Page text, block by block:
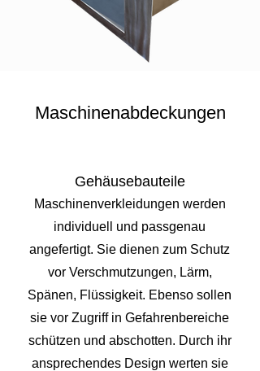
Maschinenabdeckungen
Gehäusebauteile
Maschinenverkleidungen werden
individuell und passgenau
angefertigt. Sie dienen zum Schutz
vor Verschmutzungen, Lärm,
Spänen, Flüssigkeit. Ebenso sollen
sie vor Zugriff in Gefahrenbereiche
schützen und abschotten. Durch ihr
ansprechendes Design werten sie